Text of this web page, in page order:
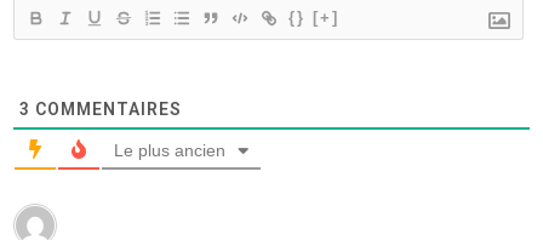
{} [+]
3 COMMENTAIRES
Le plus ancien